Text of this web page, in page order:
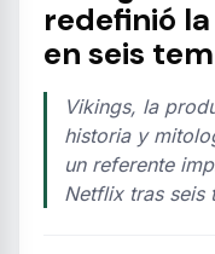
redefinió
en seis
Vikings, la
historia y
un referente
Netflix tras seis